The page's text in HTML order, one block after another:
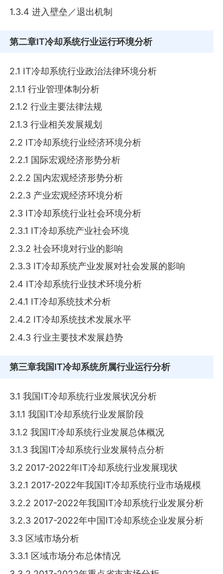
1.3.4 进入壁垒／退出机制
第二章IT冷却系统行业运行环境分析
2.1 IT冷却系统行业政治法律环境分析
2.1.1 行业管理体制分析
2.1.2 行业主要法律法规
2.1.3 行业相关发展规划
2.2 IT冷却系统行业经济环境分析
2.2.1 国际宏观经济形势分析
2.2.2 国内宏观经济形势分析
2.2.3 产业宏观经济环境分析
2.3 IT冷却系统行业社会环境分析
2.3.1 IT冷却系统产业社会环境
2.3.2 社会环境对行业的影响
2.3.3 IT冷却系统产业发展对社会发展的影响
2.4 IT冷却系统行业技术环境分析
2.4.1 IT冷却系统技术分析
2.4.2 IT冷却系统技术发展水平
2.4.3 行业主要技术发展趋势
第三章我国IT冷却系统所属行业运行分析
3.1 我国IT冷却系统行业发展状况分析
3.1.1 我国IT冷却系统行业发展阶段
3.1.2 我国IT冷却系统行业发展总体概况
3.1.3 我国IT冷却系统行业发展特点分析
3.2 2017-2022年IT冷却系统行业发展现状
3.2.1 2017-2022年我国IT冷却系统行业市场规模
3.2.2 2017-2022年我国IT冷却系统行业发展分析
3.2.3 2017-2022年中国IT冷却系统企业发展分析
3.3 区域市场分析
3.3.1 区域市场分布总体情况